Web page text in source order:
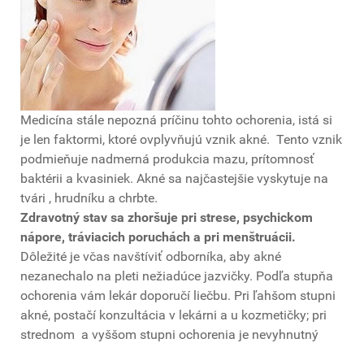
Medicína stále nepozná príčinu tohto ochorenia, istá si
je len faktormi, ktoré ovplyvňujú vznik akné. Tento vznik
podmieňuje nadmerná produkcia mazu, prítomnosť
baktérii a kvasiniek. Akné sa najčastejšie vyskytuje na
tvári , hrudníku a chrbte.
Zdravotný stav sa zhoršuje pri strese, psychickom
nápore, tráviacich poruchách a pri menštruácii.
Dôležité je včas navštíviť odborníka, aby akné
nezanechalo na pleti nežiadúce jazvičky. Podľa stupňa
ochorenia vám lekár doporučí liečbu. Pri ľahšom stupni
akné, postačí konzultácia v lekárni a u kozmetičky; pri
strednom a vyššom stupni ochorenia je nevyhnutný